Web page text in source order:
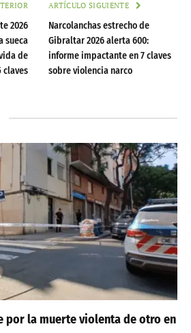
2026
sueca
de
claves
ARTÍCULO SIGUIENTE
Narcolanchas estrecho de
Gibraltar 2026 alerta 600:
informe impactante en 7 claves
sobre violencia narco
por la muerte violenta de otro en